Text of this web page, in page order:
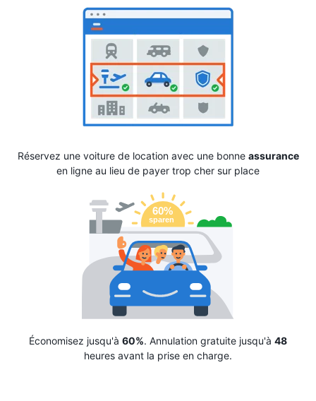
Réservez une voiture de location avec une bonne assurance
en ligne au lieu de payer trop cher sur place
Économisez jusqu'à 60%. Annulation gratuite jusqu'à 48
heures avant la prise en charge.